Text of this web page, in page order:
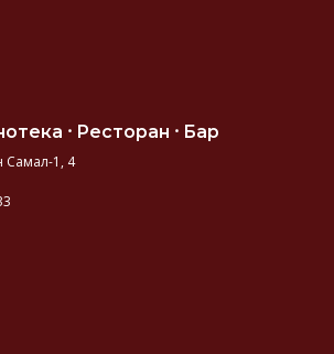
⸱ Ресторан ⸱ Бар
Самал-1, 4